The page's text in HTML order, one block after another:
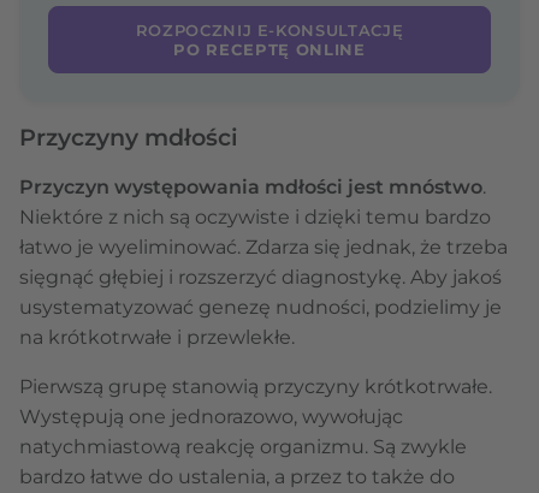
ROZPOCZNIJ E-KONSULTACJĘ
PO RECEPTĘ ONLINE
Przyczyny mdłości
Przyczyn występowania mdłości jest mnóstwo.
Niektóre z nich są oczywiste i dzięki temu bardzo
łatwo je wyeliminować. Zdarza się jednak, że trzeba
sięgnąć głębiej i rozszerzyć diagnostykę. Aby jakoś
usystematyzować genezę nudności, podzielimy je
na krótkotrwałe i przewlekłe.
Pierwszą grupę stanowią przyczyny krótkotrwałe.
Występują one jednorazowo, wywołując
natychmiastową reakcję organizmu. Są zwykle
bardzo łatwe do ustalenia, a przez to także do